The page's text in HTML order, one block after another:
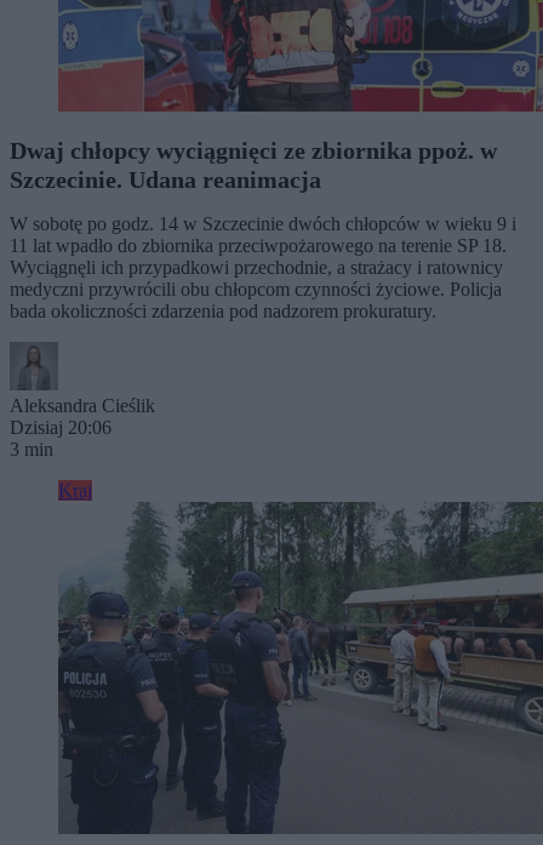
Dwaj chłopcy wyciągnięci ze zbiornika ppoż. w
Szczecinie. Udana reanimacja
W sobotę po godz. 14 w Szczecinie dwóch chłopców w wieku 9 i
11 lat wpadło do zbiornika przeciwpożarowego na terenie SP 18.
Wyciągnęli ich przypadkowi przechodnie, a strażacy i ratownicy
medyczni przywrócili obu chłopcom czynności życiowe. Policja
bada okoliczności zdarzenia pod nadzorem prokuratury.
Aleksandra Cieślik
Dzisiaj 20:06
3 min
Kraj